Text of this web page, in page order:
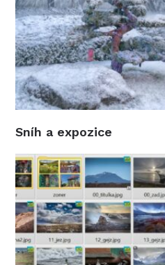
Sníh a expozice